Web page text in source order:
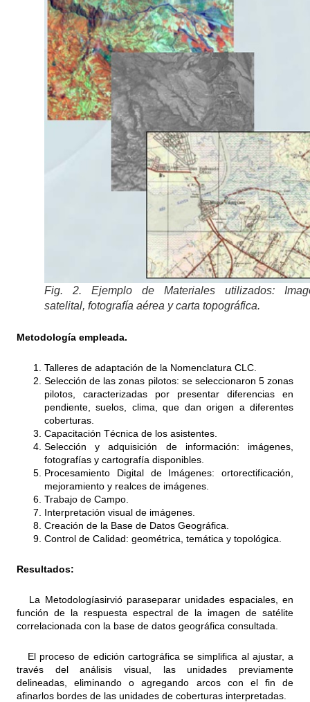
Fig. 2. Ejemplo de Materiales utilizados:
satelital, fotografía aérea y carta topográfica.
Metodología empleada.
Talleres de adaptación de la Nomenclatura CLC.
Selección de las zonas pilotos: se seleccionaron 5 zonas
pilotos, caracterizadas por presentar diferencias en
pendiente, suelos, clima, que dan origen a diferentes
coberturas.
Capacitación Técnica de los asistentes.
Selección y adquisición de información: imágenes,
fotografías y cartografía disponibles.
Procesamiento Digital de Imágenes: ortorectificación,
mejoramiento y realces de imágenes.
Trabajo de Campo.
Interpretación visual de imágenes.
Creación de la Base de Datos Geográfica.
Control de Calidad: geométrica, temática y topológica.
Resultados:
La Metodologíasirvió paraseparar unidades espaciales, en
función de la respuesta espectral de la imagen de satélite
correlacionada con la base de datos geográfica consultada.
El proceso de edición cartográfica se simplifica al ajustar, a
través del análisis visual, las unidades previamente
delineadas, eliminando o agregando arcos con el fin de
afinarlos bordes de las unidades de coberturas interpretadas.